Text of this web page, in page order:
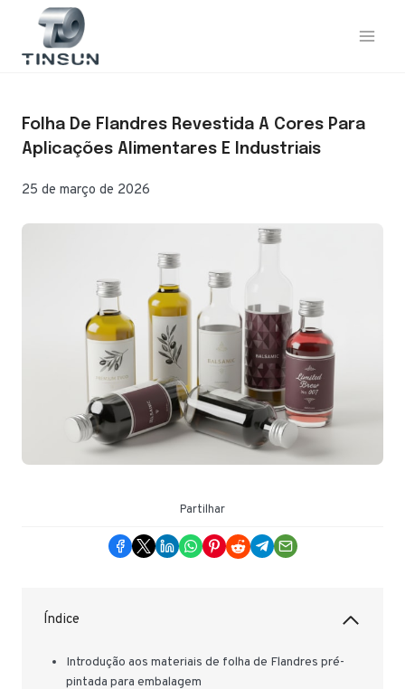
Folha De Flandres Revestida A Cores Para
Aplicações Alimentares E Industriais
25 de março de 2026
Partilhar
Índice
Introdução aos materiais de folha de Flandres pré-
pintada para embalagem